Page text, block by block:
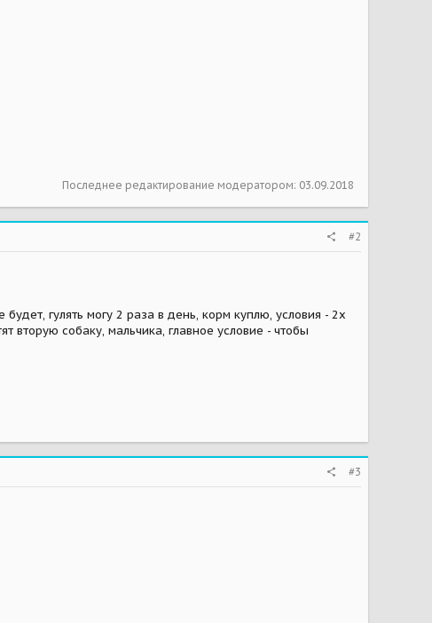
Последнее редактирование модератором: 03.09.2018
#2
гулять могу 2 раза в день, корм куплю, условия - 2х
вторую собаку, мальчика, главное условие - чтобы
#3